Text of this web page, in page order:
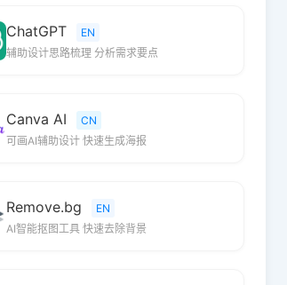
ChatGPT
EN
辅助设计思路梳理 分析需求要点
Canva AI
CN
可画AI辅助设计 快速生成海报
Remove.bg
EN
AI智能抠图工具 快速去除背景